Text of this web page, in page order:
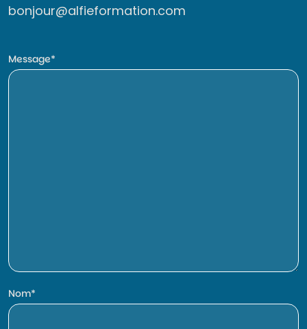
bonjour@alfieformation.com
Message
Nom